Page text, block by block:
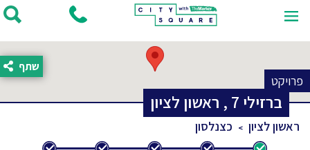
פרויקט
ברזילי 7
, ראשון לציון
שתף
ראשון לציון כצנלסון